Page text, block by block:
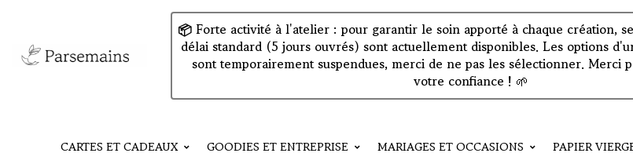
📦 Forte activité à l'atelier : pour garantir le soin apporté à chaque création,
délai standard (5 jours ouvrés) sont actuellement disponibles. Les options
sont temporairement suspendues, merci de ne pas les sélectionner. Merci
votre confiance ! 🌱
CARTES ET CADEAUX GOODIES ET ENTREPRISE MARIAGES ET OCCASIONS PAPIER